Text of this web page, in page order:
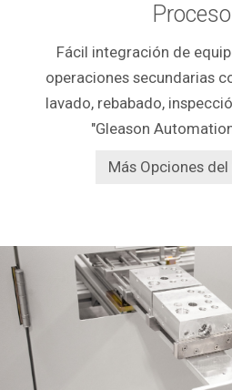
Fácil integración de
operaciones secundarias
lavado, rebabado,
"Gleason
Más Opciones